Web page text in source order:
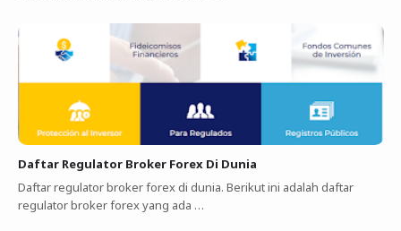
Daftar Regulator Broker Forex Di Dunia
Daftar regulator broker forex di dunia. Berikut ini adalah daftar
regulator broker forex yang ada …